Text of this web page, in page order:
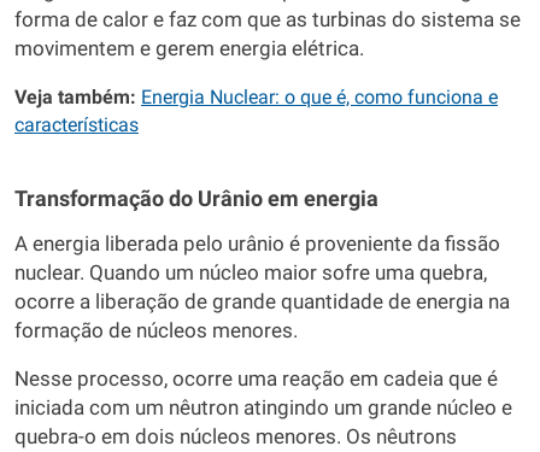
forma de calor e faz com que as turbinas do sistema se
movimentem e gerem energia elétrica.
Veja também: Energia Nuclear: o que é, como funciona e
características
Transformação do Urânio em energia
A energia liberada pelo urânio é proveniente da fissão
nuclear. Quando um núcleo maior sofre uma quebra,
ocorre a liberação de grande quantidade de energia na
formação de núcleos menores.
Nesse processo, ocorre uma reação em cadeia que é
iniciada com um nêutron atingindo um grande núcleo e
quebra-o em dois núcleos menores. Os nêutrons